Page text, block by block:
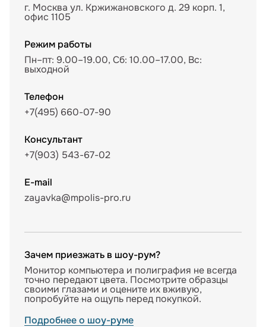
г. Москва ул. Кржижановского д. 29 корп. 1,
офис 1105
Режим работы
Пн–пт: 9.00–19.00, Сб: 10.00–17.00, Вс:
выходной
Телефон
+7(495) 660-07-90
Консультант
+7(903) 543-67-02
E-mail
zayavka@mpolis-pro.ru
Зачем приезжать в шоу-рум?
Монитор компьютера и полиграфия не всегда
точно передают цвета. Посмотрите образцы
своими глазами и оцените их вживую,
попробуйте на ощупь перед покупкой.
Подробнее о шоу-руме